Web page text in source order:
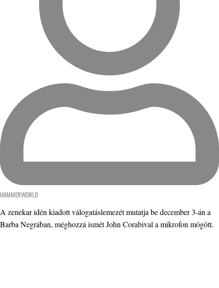
HAMMERWORLD
A zenekar idén kiadott válogatáslemezét mutatja be december 3-án a
Barba Negrában, méghozzá ismét John Corabival a mikrofon mögött.